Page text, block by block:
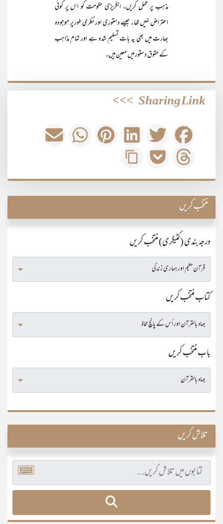
مذہب پر عمل کریں۔ انگریزی حکومت کو اس پر کوئی
اعتراض نہیں تھا۔ جیسے دستوری اور نظری طور پر موجودہ
بھارت میں بھی یہ بات تسلیم شدہ ہے اور تمام مذاہب
کے حقوق دستور میں معین ہیں۔
Sharing Link
>>>
منتخب کریں
درجہ بندی (کٹیگری) منتخب کریں
کتاب منتخب کریں
باب منتخب کریں
تلاش کریں